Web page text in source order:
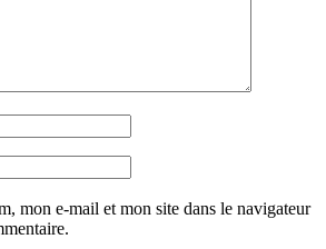
mon e-mail et mon site dans le navigateur